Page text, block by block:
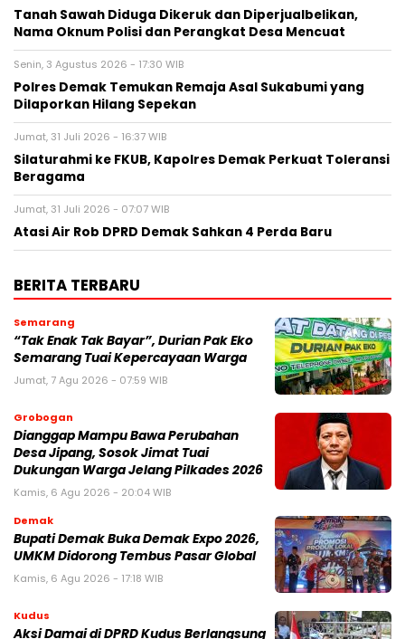
Tanah Sawah Diduga Dikeruk dan Diperjualbelikan,
Nama Oknum Polisi dan Perangkat Desa Mencuat
Senin, 3 Agustus 2026 - 17:30 WIB
Polres Demak Temukan Remaja Asal Sukabumi yang
Dilaporkan Hilang Sepekan
Jumat, 31 Juli 2026 - 16:37 WIB
Silaturahmi ke FKUB, Kapolres Demak Perkuat Toleransi
Beragama
Jumat, 31 Juli 2026 - 07:07 WIB
Atasi Air Rob DPRD Demak Sahkan 4 Perda Baru
BERITA TERBARU
Semarang
“Tak Enak Tak Bayar”, Durian Pak Eko
Semarang Tuai Kepercayaan Warga
Jumat, 7 Agu 2026 - 07:59 WIB
Grobogan
Dianggap Mampu Bawa Perubahan
Desa Jipang, Sosok Jimat Tuai
Dukungan Warga Jelang Pilkades 2026
Kamis, 6 Agu 2026 - 20:04 WIB
Demak
Bupati Demak Buka Demak Expo 2026,
UMKM Didorong Tembus Pasar Global
Kamis, 6 Agu 2026 - 17:18 WIB
Kudus
Aksi Damai di DPRD Kudus Berlangsung